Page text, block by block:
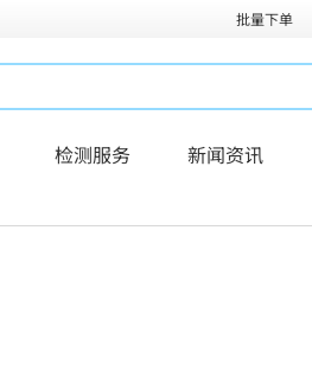
批量下单
检测服务 新闻资讯